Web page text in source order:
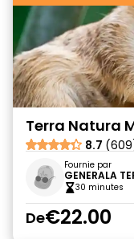
Terra Natura
8.7
Fournie par
GENERALA
30 minutes
De€22.00